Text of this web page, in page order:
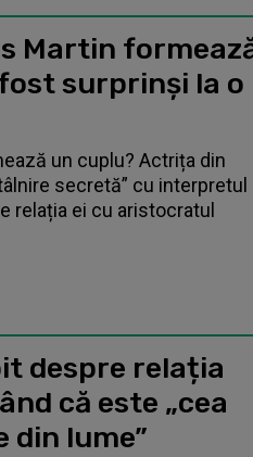
Martin
surprinși la o
un cuplu? Actrița din
secretă” cu interpretul
relația ei cu aristocratul
despre relația
că este „cea
din lume”